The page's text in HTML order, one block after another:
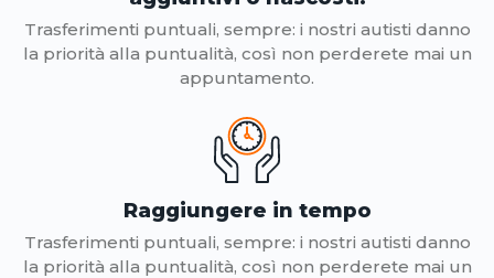
Trasferimenti puntuali, sempre: i nostri autisti danno
la priorità alla puntualità, così non perderete mai un
appuntamento.
Raggiungere in tempo
Trasferimenti puntuali, sempre: i nostri autisti danno
la priorità alla puntualità, così non perderete mai un